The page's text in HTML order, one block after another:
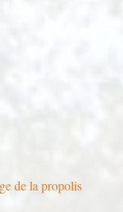
de la propolis